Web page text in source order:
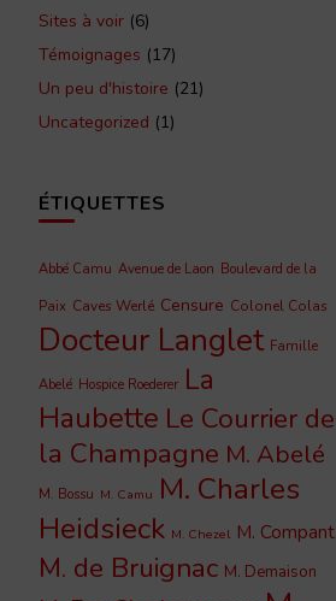
Sites à voir (6)
Témoignages (17)
Un peu d'histoire (21)
Uncategorized (1)
ÉTIQUETTES
Abbé Camu Avenue de Laon Boulevard de la
Paix Caves Werlé Censure Colonel Colas
Docteur Langlet Famille
Abelé Hospice Roederer La
Haubette Le Courrier de
la Champagne M. Abelé
M. Bossu M. Camu M. Charles
Heidsieck M. Chezel M. Compant
M. de Bruignac M. Demaison